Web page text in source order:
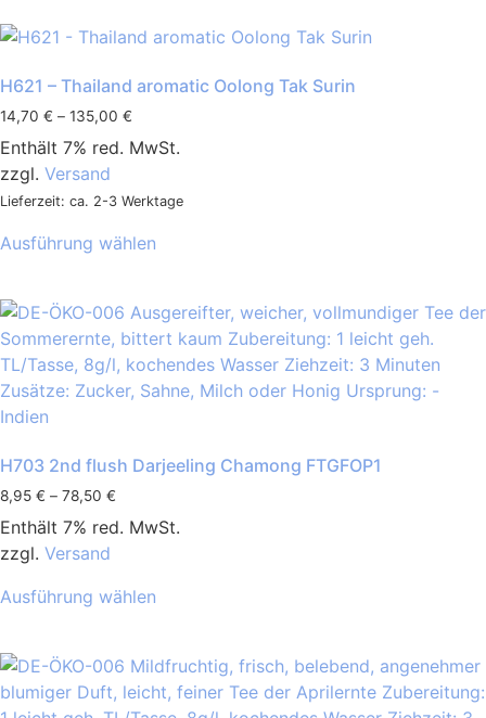
H621 – Thailand aromatic Oolong Tak Surin
14,70 € – 135,00 €
Enthält 7% red. MwSt.
zzgl. Versand
Lieferzeit: ca. 2-3 Werktage
Ausführung wählen
H703 2nd flush Darjeeling Chamong FTGFOP1
8,95 € – 78,50 €
Enthält 7% red. MwSt.
zzgl. Versand
Ausführung wählen